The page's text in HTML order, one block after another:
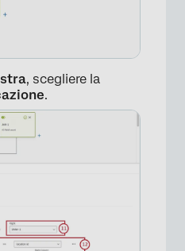
, scegliere la
.